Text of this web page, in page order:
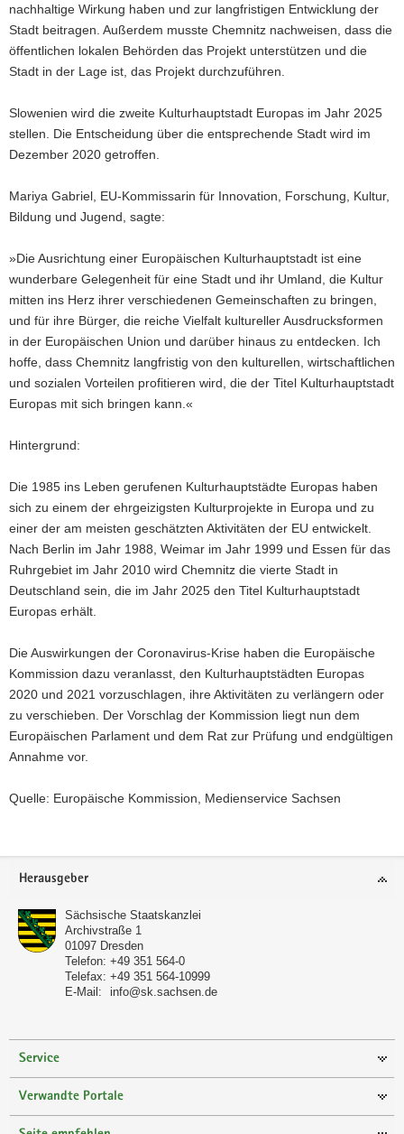
nachhaltige Wirkung haben und zur langfristigen Entwicklung der
Stadt beitragen. Außerdem musste Chemnitz nachweisen, dass die
öffentlichen lokalen Behörden das Projekt unterstützen und die
Stadt in der Lage ist, das Projekt durchzuführen.
Slowenien wird die zweite Kulturhauptstadt Europas im Jahr 2025
stellen. Die Entscheidung über die entsprechende Stadt wird im
Dezember 2020 getroffen.
Mariya Gabriel, EU-Kommissarin für Innovation, Forschung, Kultur,
Bildung und Jugend, sagte:
»Die Ausrichtung einer Europäischen Kulturhauptstadt ist eine
wunderbare Gelegenheit für eine Stadt und ihr Umland, die Kultur
mitten ins Herz ihrer verschiedenen Gemeinschaften zu bringen,
und für ihre Bürger, die reiche Vielfalt kultureller Ausdrucksformen
in der Europäischen Union und darüber hinaus zu entdecken. Ich
hoffe, dass Chemnitz langfristig von den kulturellen, wirtschaftlichen
und sozialen Vorteilen profitieren wird, die der Titel Kulturhauptstadt
Europas mit sich bringen kann.«
Hintergrund:
Die 1985 ins Leben gerufenen Kulturhauptstädte Europas haben
sich zu einem der ehrgeizigsten Kulturprojekte in Europa und zu
einer der am meisten geschätzten Aktivitäten der EU entwickelt.
Nach Berlin im Jahr 1988, Weimar im Jahr 1999 und Essen für das
Ruhrgebiet im Jahr 2010 wird Chemnitz die vierte Stadt in
Deutschland sein, die im Jahr 2025 den Titel Kulturhauptstadt
Europas erhält.
Die Auswirkungen der Coronavirus-Krise haben die Europäische
Kommission dazu veranlasst, den Kulturhauptstädten Europas
2020 und 2021 vorzuschlagen, ihre Aktivitäten zu verlängern oder
zu verschieben. Der Vorschlag der Kommission liegt nun dem
Europäischen Parlament und dem Rat zur Prüfung und endgültigen
Annahme vor.
Quelle: Europäische Kommission, Medienservice Sachsen
Footer-
Herausgeber
Sächsische Staatskanzlei
Archivstraße 1
01097 Dresden
Telefon: +49 351 564-0
Telefax: +49 351 564-10999
E-Mail:
info@sk.sachsen.de
Service
Verwandte Portale